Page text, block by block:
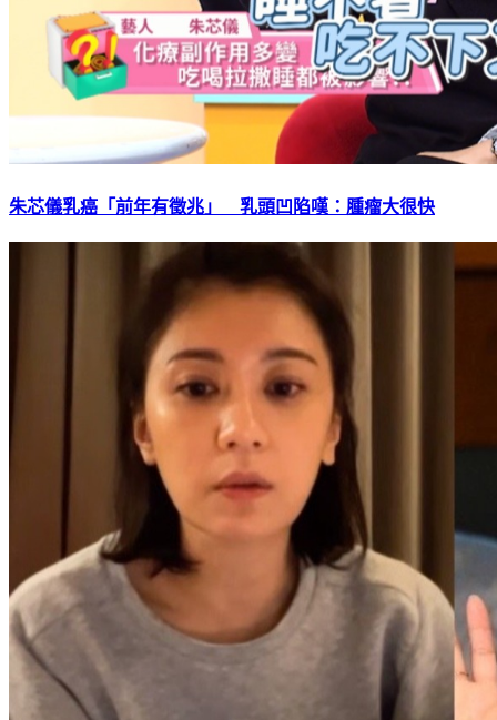
朱芯儀乳癌「前年有徵兆」 乳頭凹陷嘆：腫瘤大很快